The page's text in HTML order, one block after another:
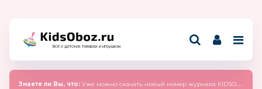
Всё о детских товарах и игрушках
Знаете ли Вы, что: Уже можно скачать новый номер журнала KIDSOBOZ 2025 (сентябрь)